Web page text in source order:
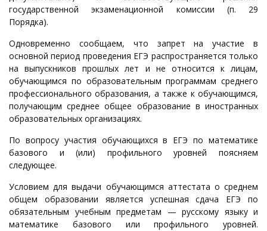
государственной экзаменационной комиссии (п. 29
Порядка).
Одновременно сообщаем, что запрет на участие в
основной период проведения ЕГЭ распространяется только
на выпускников прошлых лет и не относится к лицам,
обучающимся по образовательным программам среднего
профессионального образования, а также к обучающимся,
получающим среднее общее образование в иностранных
образовательных организациях.
По вопросу участия обучающихся в ЕГЭ по математике
базового и (или) профильного уровней поясняем
следующее.
Условием для выдачи обучающимся аттестата о среднем
общем образовании является успешная сдача ЕГЭ по
обязательным учебным предметам — русскому языку и
математике базового или профильного уровней.